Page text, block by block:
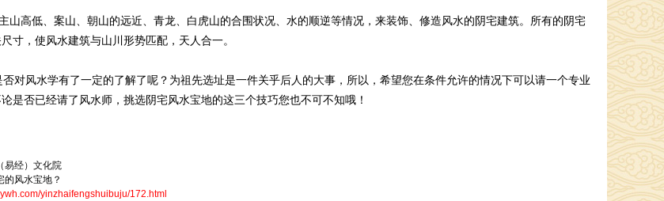
高低、案山、朝山的远近、青龙、白虎山的合围状况、水的顺逆等情况，来装饰、修造风水的阴宅建筑。所有的阴宅
寸，使风水建筑与山川形势匹配，天人合一。
对风水学有了一定的了解了呢？为祖先选址是一件关乎后人的大事，所以，希望您在条件允许的情况下可以请一个专业
是否已经请了风水师，挑选阴宅风水宝地的这三个技巧您也不可不知哦！
易经）文化院
的风水宝地？
yinzhaifengshuibuju/172.html